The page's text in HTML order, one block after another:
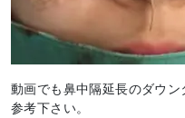
動画でも鼻中隔延長のダウ
参考下さい。